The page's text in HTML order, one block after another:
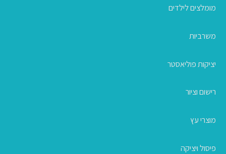
מומלצים לילדים
משרביות
יציקות פוליאסטר
רישום וציור
מוצרי עץ
פיסול ויציקה